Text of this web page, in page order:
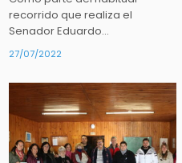
recorrido que realiza el
Senador Eduardo…
27/07/2022
Posted
in